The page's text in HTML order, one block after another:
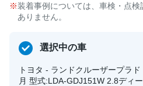
装着事例については、車検・点
ありません。
選択中の車
トヨタ - ランドクルーザープラ
月 型式:LDA-GDJ151W 2.8ディ